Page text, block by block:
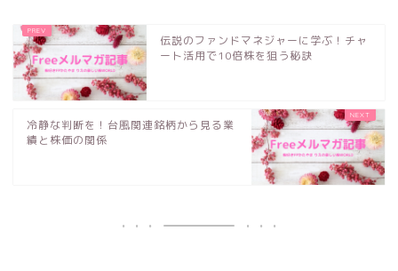
伝説のファンドマネジャーに学ぶ！チャ
ート活用で10倍株を狙う秘訣
冷静な判断を！台風関連銘柄から見る業
績と株価の関係